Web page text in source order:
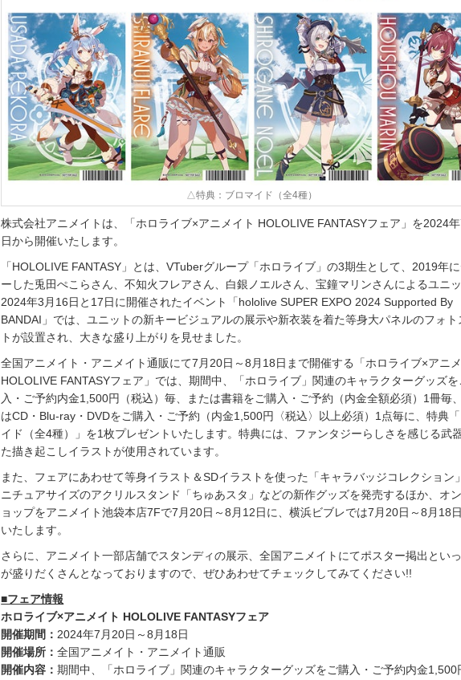
△特典：ブロマイド（全4種）
株式会社アニメイトは、「ホロライブ×アニメイト HOLOLIVE FANTASYフェア」を2024
日から開催いたします。
「HOLOLIVE FANTASY」とは、VTuberグループ「ホロライブ」の3期生として、2019年
ーした兎田ぺこらさん、不知火フレアさん、白銀ノエルさん、宝鐘マリンさんによるユニ
2024年3月16日と17日に開催されたイベント「hololive SUPER EXPO 2024 Supported By
BANDAI」では、ユニットの新キービジュアルの展示や新衣装を着た等身大パネルのフォト
トが設置され、大きな盛り上がりを見せました。
全国アニメイト・アニメイト通販にて7月20日～8月18日まで開催する「ホロライブ×アニ
HOLOLIVE FANTASYフェア」では、期間中、「ホロライブ」関連のキャラクターグッズ
入・ご予約内金1,500円（税込）毎、または書籍をご購入・ご予約（内金全額必須）1冊毎
はCD・Blu-ray・DVDをご購入・ご予約（内金1,500円〈税込〉以上必須）1点毎に、特典
イド（全4種）」を1枚プレゼントいたします。特典には、ファンタジーらしさを感じる武
た描き起こしイラストが使用されています。
また、フェアにあわせて等身イラスト＆SDイラストを使った「キャラバッジコレクション
ニチュアサイズのアクリルスタンド「ちゅあスタ」などの新作グッズを発売するほか、オ
ョップをアニメイト池袋本店7Fで7月20日～8月12日に、横浜ビブレでは7月20日～8月18
いたします。
さらに、アニメイト一部店舗でスタンディの展示、全国アニメイトにてポスター掲出とい
が盛りだくさんとなっておりますので、ぜひあわせてチェックしてみてください!!
■フェア情報
ホロライブ×アニメイト HOLOLIVE FANTASYフェア
開催期間：2024年7月20日～8月18日
開催場所：全国アニメイト・アニメイト通販
開催内容：期間中、「ホロライブ」関連のキャラクターグッズをご購入・ご予約内金1,500